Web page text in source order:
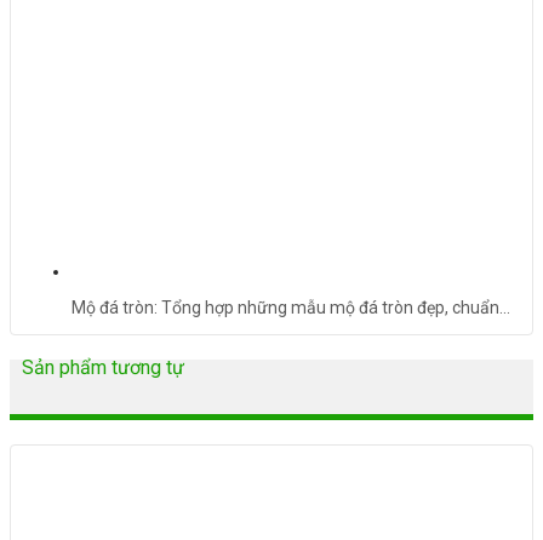
Mộ đá tròn: Tổng hợp những mẫu mộ đá tròn đẹp, chuẩn…
Sản phẩm tương tự